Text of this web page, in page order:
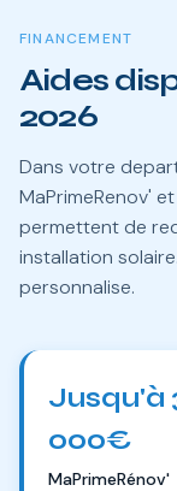
FINANCEMENT
Aides
2026
Dans votre
MaPrimeRenov'
permettent de
installation
personnalise.
Jusqu'à
000€
MaPrimeRénov'